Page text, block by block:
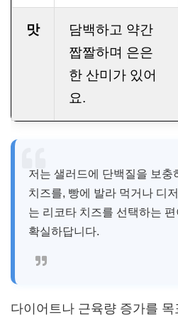
맛
담백하고 약간
짭짤하며 은은
한 산미가 있어
요.
저는 샐러드에 단백질을 보충
치즈를, 빵에 발라 먹거나 디
는 리코타 치즈를 선택하는
확실하답니다.
다이어트나 근육량 증가를